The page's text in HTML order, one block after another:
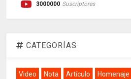
3000000 Suscriptores
CATEGORÍAS
Video Nota Artículo Homenaje